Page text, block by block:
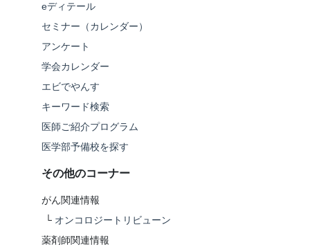
eディテール
セミナー（カレンダー）
アンケート
学会カレンダー
エビでやんす
キーワード検索
医師ご紹介プログラム
医学部予備校を探す
その他のコーナー
がん関連情報
└ オンコロジートリビューン
薬剤師関連情報